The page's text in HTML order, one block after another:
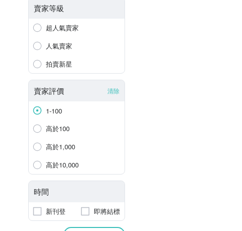
賣家等級
超人氣賣家
人氣賣家
拍賣新星
賣家評價 清除
1-100
高於100
高於1,000
高於10,000
時間
新刊登 即將結標